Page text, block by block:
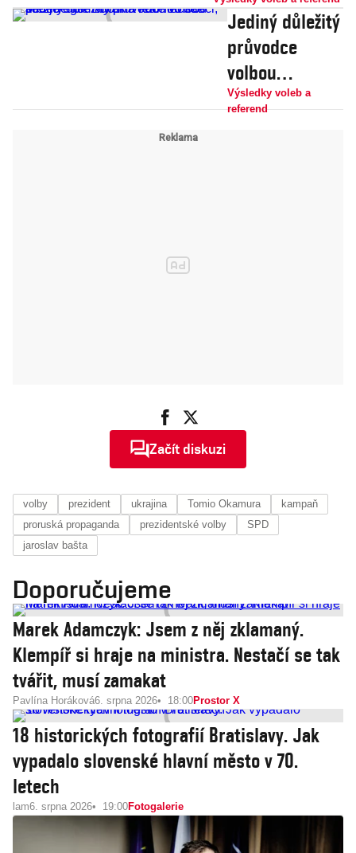
okamurovský
kandidát Bašta
Jediný důležitý
průvodce
volbou
prezidenta: Kdo
Výsledky voleb a
referend
Začít diskuzi
volby prezident ukrajina Tomio Okamura
kampaň
proruská propaganda
prezidentské volby
SPD
jaroslav bašta
Doporučujeme
Marek Adamczyk: Jsem z něj zklamaný.
Klempíř si hraje na ministra. Nestačí se tak
tvářit, musí zamakat
Pavlína Horáková6. srpna 2026 18:00Prostor X
18 historických fotografií Bratislavy. Jak
vypadalo slovenské hlavní město v 70.
letech
lam6. srpna 2026 19:00Fotogalerie